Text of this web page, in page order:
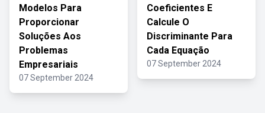
Modelos Para
Proporcionar
Soluções Aos
Problemas
Empresariais
07 September 2024
Coeficientes E
Calcule O
Discriminante Para
Cada Equação
07 September 2024